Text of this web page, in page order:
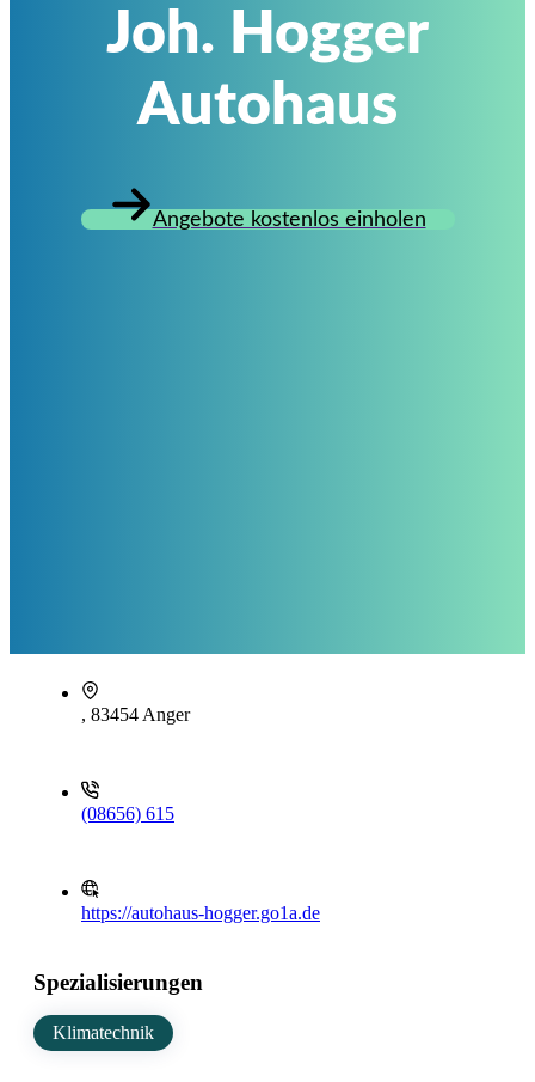
Joh. Hogger
Autohaus
Angebote kostenlos einholen
, 83454 Anger
(08656) 615
https://autohaus-hogger.go1a.de
Spezialisierungen
Klimatechnik